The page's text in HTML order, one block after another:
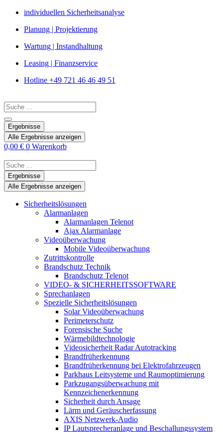
Zum
springen
individuellen Sicherheitsanalyse
Planung | Projektierung
Wartung | Instandhaltung
Leasing | Finanzservice
Hotline +49 721 46 46 49 51
Search
...
Ergebnisse
Alle Ergebnisse anzeigen
0,00 € 0 Warenkorb
Search
...Ergebnisse
Alle Ergebnisse anzeigen
Sicherheitslösungen
Alarmanlagen
Alarmanlagen Telenot
Ajax Alarmanlage
Videoüberwachung
Mobile Videoüberwachung
Zutrittskontrolle
Brandschutz Technik
Brandschutz Telenot
VIDEO- & SICHERHEITSSOFTWARE
Sprechanlagen
Spezielle Sicherheitslösungen
Solar Videoüberwachung
Perimeterschutz
Forensische Suche
Wärmebildtechnologie
Videosicherheit Radar Autotracking​
Brandfrüherkennung
Brandfrüherkennung bei Elektrofahrzeugen
Parkhaus Leitsysteme und Raumoptimierung
Parkzugangsüberwachung mit
Kennzeichenerkennung
Sicherheit durch Ansage
Lärm und Geräuscherfassung
AXIS Netzwerk-Audio
IP Lautsprecheranlage und Beschallungssystem